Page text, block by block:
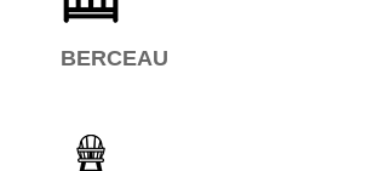
BERCEAU